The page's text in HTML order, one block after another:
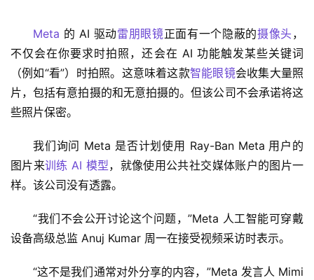
Meta 的 AI 驱动雷朋眼镜正面有一个隐蔽的摄像头，
不仅会在你要求时拍照，还会在 AI 功能触发某些关键词
（例如“看”）时拍照。这意味着这款智能眼镜会收集大量照
片，包括有意拍摄的和无意拍摄的。但该公司不会承诺将这
些照片保密。
我们询问 Meta 是否计划使用 Ray-Ban Meta 用户的
图片来训练 AI 模型，就像使用公共社交媒体账户的图片一
样。该公司没有透露。
“我们不会公开讨论这个问题，”Meta 人工智能可穿戴
设备高级总监 Anuj Kumar 周一在接受视频采访时表示。
“这不是我们通常对外分享的内容，”Meta 发言人 Mimi